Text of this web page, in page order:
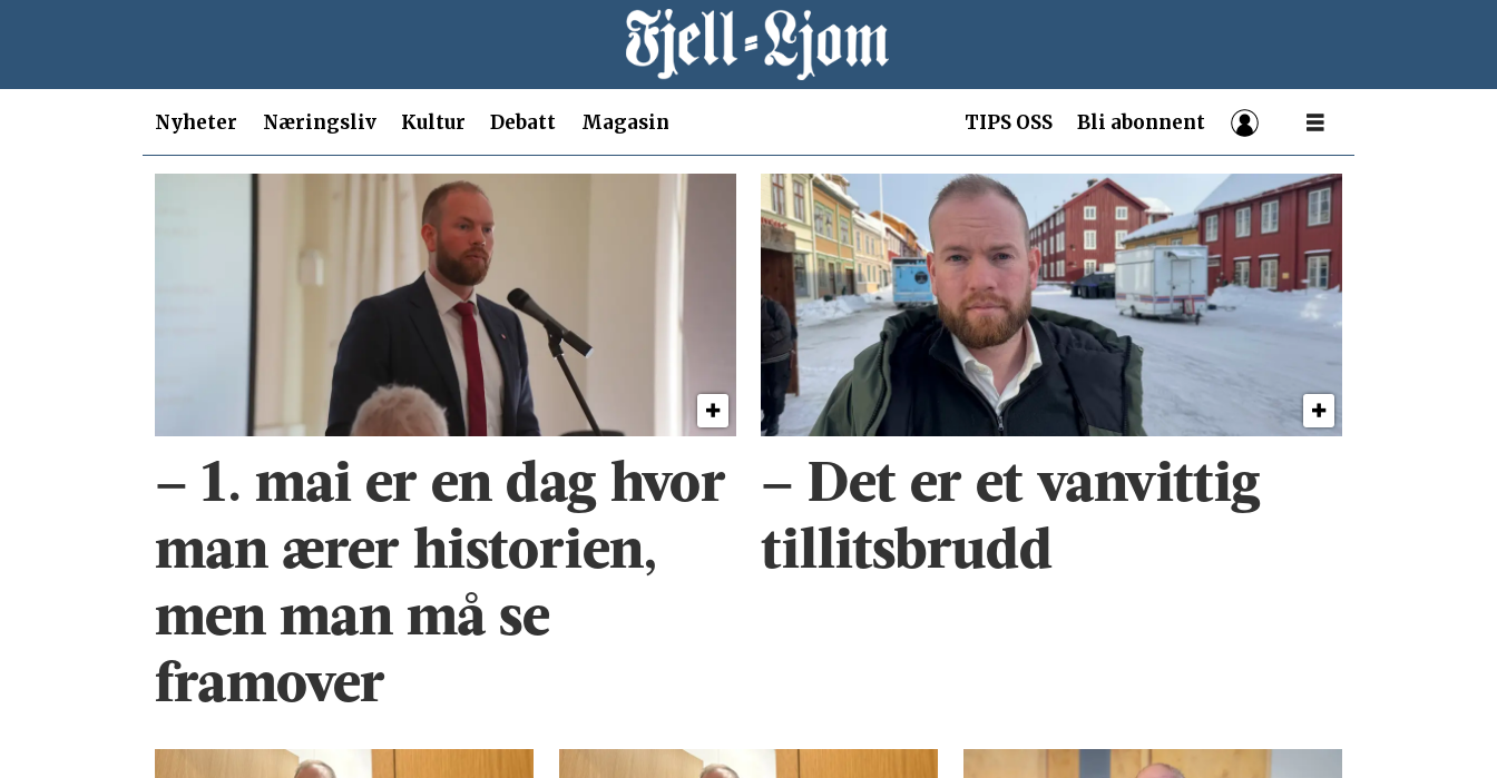
Nyheter Næringsliv Kultur Debatt Magasin TIPS OSS Bli abonnent
– 1. mai er en dag hvor
man ærer historien,
men man må se
framover
– Det er et vanvittig
tillitsbrudd